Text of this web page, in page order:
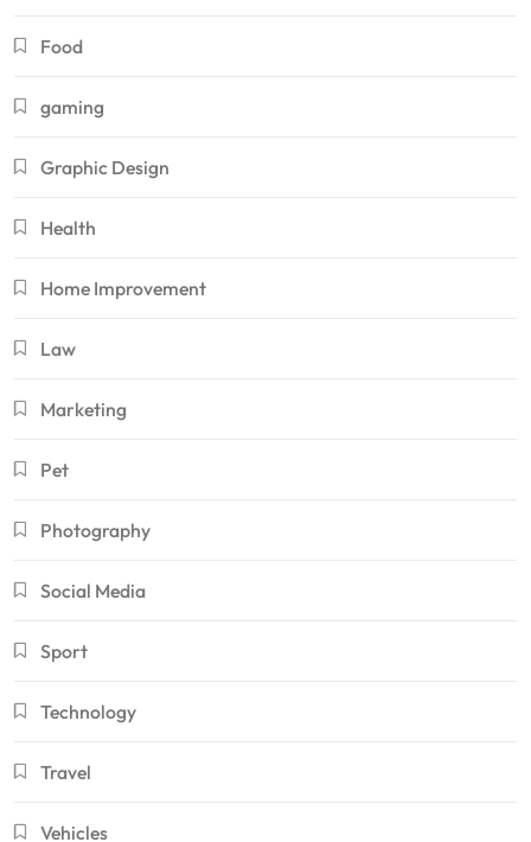
Food
gaming
Graphic Design
Health
Home Improvement
Law
Marketing
Pet
Photography
Social Media
Sport
Technology
Travel
Vehicles